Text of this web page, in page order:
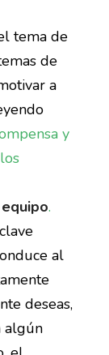
tema de
de
a
y
.
al
deseas,
algún